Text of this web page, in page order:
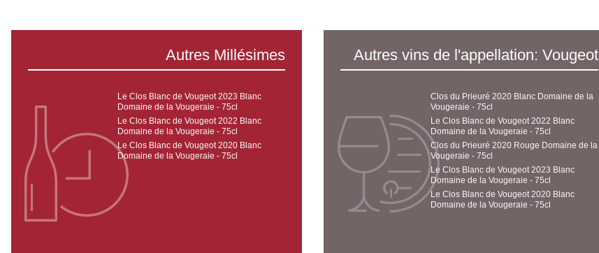
Autres Millésimes
Le Clos Blanc de Vougeot 2023 Blanc
Domaine de la Vougeraie - 75cl
Le Clos Blanc de Vougeot 2022 Blanc
Domaine de la Vougeraie - 75cl
Le Clos Blanc de Vougeot 2020 Blanc
Domaine de la Vougeraie - 75cl
Autres vins de l'appellation: Vougeot
Clos du Prieuré 2020 Blanc Domaine de la
Vougeraie - 75cl
Le Clos Blanc de Vougeot 2022 Blanc
Domaine de la Vougeraie - 75cl
Clos du Prieuré 2020 Rouge Domaine de la
Vougeraie - 75cl
Le Clos Blanc de Vougeot 2023 Blanc
Domaine de la Vougeraie - 75cl
Le Clos Blanc de Vougeot 2020 Blanc
Domaine de la Vougeraie - 75cl